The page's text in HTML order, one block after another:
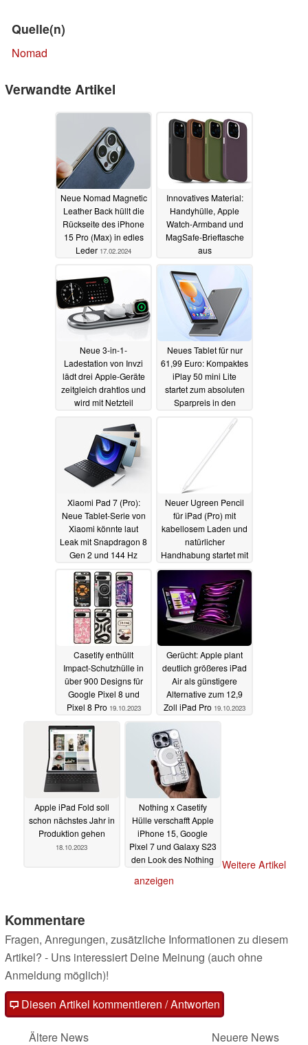
Quelle(n)
Nomad
Verwandte Artikel
Neue Nomad Magnetic
Leather Back hüllt die
Rückseite des iPhone
15 Pro (Max) in edles
Leder 17.02.2024
Innovatives Material:
Handyhülle, Apple
Watch-Armband und
MagSafe-Brieftasche
aus
umweltfreundlichem
Kaktusleder
Neue 3-in-1-
Ladestation von Invzi
lädt drei Apple-Geräte
zeitgleich drahtlos und
wird mit Netzteil
Neues Tablet für nur
61,99 Euro: Kompaktes
iPlay 50 mini Lite
startet zum absoluten
Sparpreis in den
Xiaomi Pad 7 (Pro):
Neue Tablet-Serie von
Xiaomi könnte laut
Leak mit Snapdragon 8
Gen 2 und 144 Hz
10.11.2023
Neuer Ugreen Pencil
für iPad (Pro) mit
kabellosem Laden und
natürlicher
Handhabung startet mit
sattem Rabatt07.11.2023
Casetify enthüllt
Impact-Schutzhülle in
über 900 Designs für
Google Pixel 8 und
Pixel 8 Pro 19.10.2023
Gerücht: Apple plant
deutlich größeres iPad
Air als günstigere
Alternative zum 12,9
Zoll iPad Pro 19.10.2023
Apple iPad Fold soll
schon nächstes Jahr in
Produktion gehen
18.10.2023
Nothing x Casetify
Hülle verschafft Apple
iPhone 15, Google
Pixel 7 und Galaxy S23
den Look des Nothing
Weitere Artikel
anzeigen
Kommentare
Fragen, Anregungen, zusätzliche Informationen zu diesem
Artikel? - Uns interessiert Deine Meinung (auch ohne
Anmeldung möglich)!
Diesen Artikel kommentieren / Antworten
Ältere News
Neuere News